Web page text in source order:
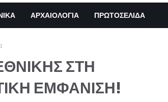
ΑΡΧΑΙΟΛΟΓΙΑ ΠΡΩΤΟΣΕΛΙΔΑ
ΣΤΗ
ΕΜΦΑΝΙΣΗ!